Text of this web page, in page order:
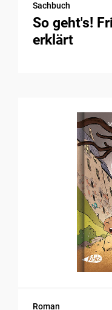
Sachbuch
So geht's!
erklärt
Roman